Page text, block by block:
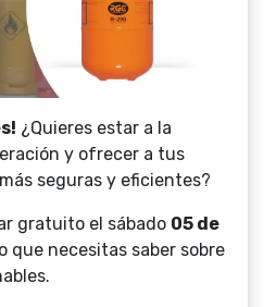
¿Quieres estar a la
y ofrecer a tus
seguras y eficientes?
gratuito el sábado 05 de
que necesitas saber sobre